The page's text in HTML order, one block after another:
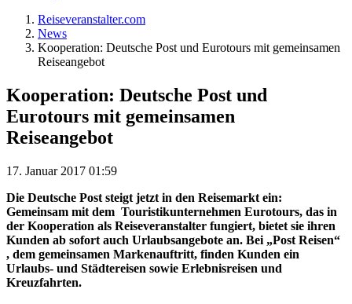
Reiseveranstalter.com
News
Kooperation: Deutsche Post und Eurotours mit gemeinsamen
Reiseangebot
Kooperation: Deutsche Post und
Eurotours mit gemeinsamen
Reiseangebot
17. Januar 2017 01:59
Die Deutsche Post steigt jetzt in den Reisemarkt ein:
Gemeinsam mit dem Touristikunternehmen Eurotours, das in
der Kooperation als Reiseveranstalter fungiert, bietet sie ihren
Kunden ab sofort auch Urlaubsangebote an. Bei „Post Reisen“
, dem gemeinsamen Markenauftritt, finden Kunden ein
Urlaubs- und Städtereisen sowie Erlebnisreisen und
Kreuzfahrten.